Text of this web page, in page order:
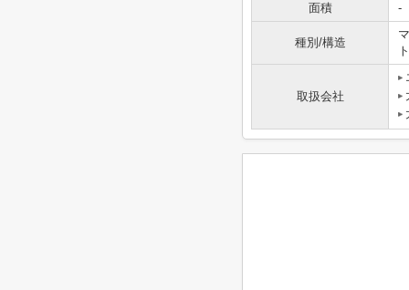
面積
-
種別/構造
ト
取扱会社